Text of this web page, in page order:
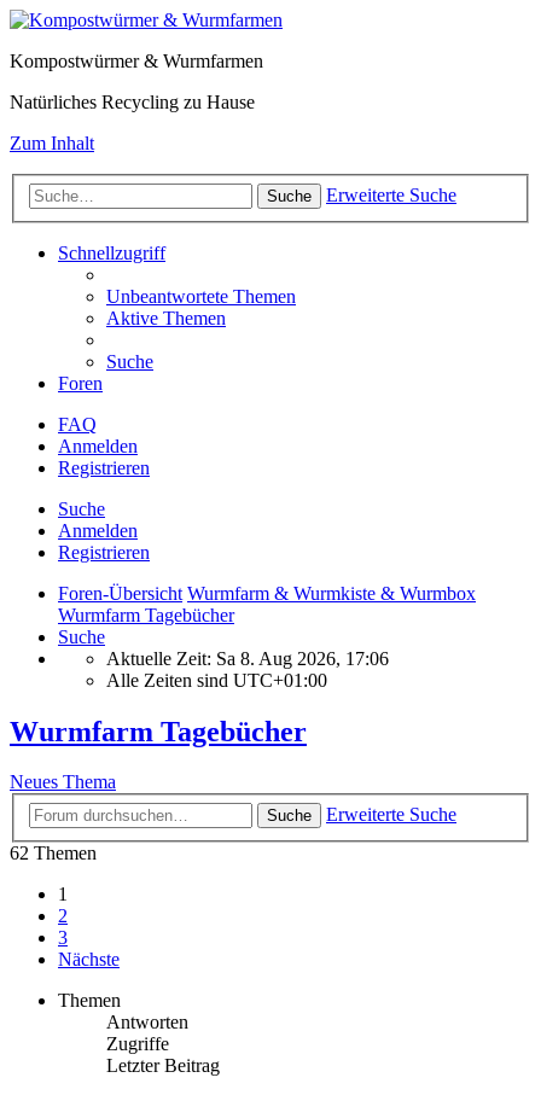
Kompostwürmer & Wurmfarmen
Natürliches Recycling zu Hause
Zum Inhalt
Suche Erweiterte Suche
Schnellzugriff
Unbeantwortete Themen
Aktive Themen
Suche
Foren
FAQ
Anmelden
Registrieren
Suche
Anmelden
Registrieren
Foren-Übersicht Wurmfarm & Wurmkiste & Wurmbox
Wurmfarm Tagebücher
Suche
Aktuelle Zeit: Sa 8. Aug 2026, 17:06
Alle Zeiten sind UTC+01:00
Wurmfarm Tagebücher
Neues Thema
Suche
Erweiterte Suche
62 Themen
1
2
3
Nächste
Themen
Antworten
Zugriffe
Letzter Beitrag